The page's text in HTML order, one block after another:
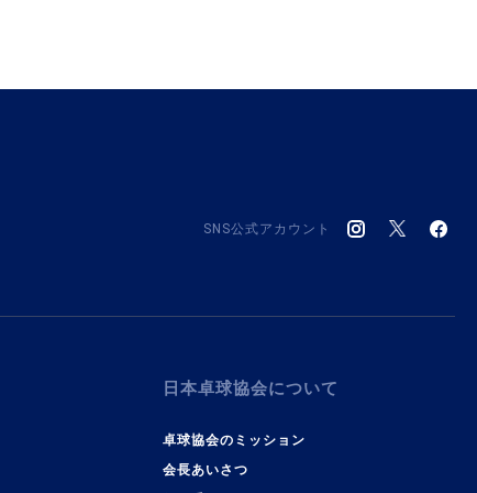
SNS公式アカウント
日本卓球協会について
卓球協会のミッション
会長あいさつ